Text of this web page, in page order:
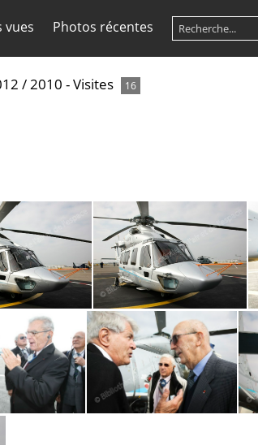
vues Photos récentes
/2010 - Visites 16
visite- AAE-2010-visite-